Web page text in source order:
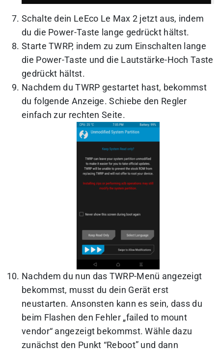
Schalte dein LeEco Le Max 2 jetzt aus, indem
du die Power-Taste lange gedrückt hältst.
Starte TWRP, indem zu zum Einschalten lange
die Power-Taste und die Lautstärke-Hoch Taste
gedrückt hältst.
Nachdem du TWRP gestartet hast, bekommst
du folgende Anzeige. Schiebe den Regler
einfach zur rechten Seite.
Nachdem du nun das TWRP-Menü angezeigt
bekommst, musst du dein Gerät erst
neustarten. Ansonsten kann es sein, dass du
beim Flashen den Fehler „failed to mount
vendor“ angezeigt bekommst. Wähle dazu
zunächst den Punkt “Reboot” und dann